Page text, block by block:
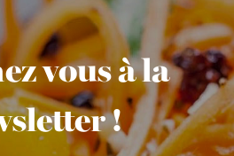
vous à la
!